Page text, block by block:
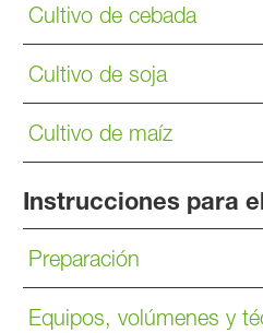
Cultivo de cebada
Cultivo de soja
Cultivo de maíz
Instrucciones para
Preparación
Equipos, volúmenes y